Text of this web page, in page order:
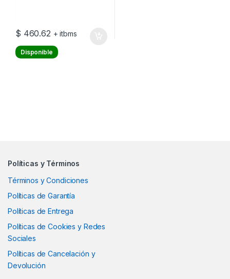
$ 460.62 + itbms
Disponible
Políticas y Términos
Términos y Condiciones
Políticas de Garantía
Políticas de Entrega
Políticas de Cookies y Redes
Sociales
Políticas de Cancelación y
Devolución